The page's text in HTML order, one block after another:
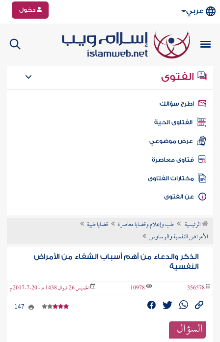
عربي دخول
الفتوى
سؤالك
الفتاوى الحية
عرض موضوعي
فتاوى معاصرة
مختارات الفتاوى
الفتوى
الرئيسية طب وإعلام وقضايا معاصرة
قضايا طبية
الأمراض النفسية والوساوس
الذكر والدعاء من أهم أسباب الشفاء من الأمراض
النفسية
356578
10978 الخميس 26 شوال 1438 هـ - 20-7-2017 م
السؤال